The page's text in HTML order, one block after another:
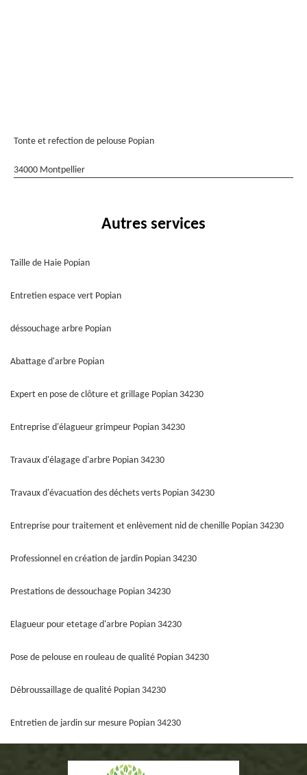
Tonte et refection de pelouse Popian
34000 Montpellier
Autres services
Taille de Haie Popian
Entretien espace vert Popian
déssouchage arbre Popian
Abattage d'arbre Popian
Expert en pose de clôture et grillage Popian 34230
Entreprise d'élagueur grimpeur Popian 34230
Travaux d'élagage d'arbre Popian 34230
Travaux d'évacuation des déchets verts Popian 34230
Entreprise pour traitement et enlèvement nid de chenille Popian 34230
Professionnel en création de jardin Popian 34230
Prestations de dessouchage Popian 34230
Elagueur pour etetage d'arbre Popian 34230
Pose de pelouse en rouleau de qualité Popian 34230
Débroussaillage de qualité Popian 34230
Entretien de jardin sur mesure Popian 34230